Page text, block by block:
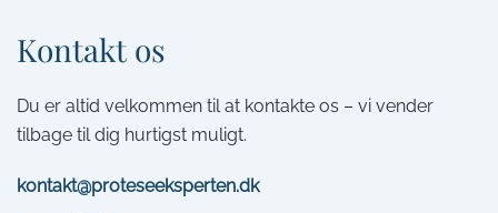
Kontakt os
Du er altid velkommen til at kontakte os – vi vender
tilbage til dig hurtigst muligt.
kontakt@proteseeksperten.dk